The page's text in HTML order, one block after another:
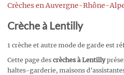
Crèches en Auvergne-Rhône-
Crèche à Lentilly
1 crèche et autre mode de garde est
Cette page des crèches à Lentilly
haltes-garderie, maisons